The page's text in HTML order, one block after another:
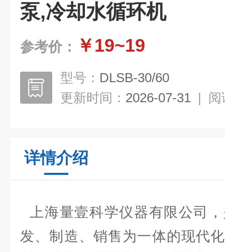
泵,冷却水循环机
参考价： ￥19~19
型号： DLSB-30/60
更新时间： 2026-07-31 | 阅
详情介绍
上海量壹科学仪器有限公司
发、制造、销售为一体的现代